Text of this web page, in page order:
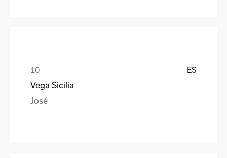
ES
Vega Sicilia
José